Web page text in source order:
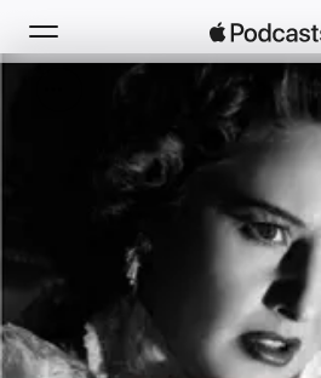
Accueil
Classements